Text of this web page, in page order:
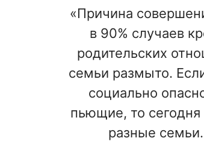
«Причина
в 90% случаев
родительских
семьи размыто.
социально
пьющие, то
разные